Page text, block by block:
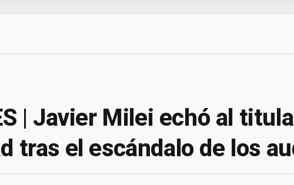
| Javier Milei echó al
tras el escándalo de los